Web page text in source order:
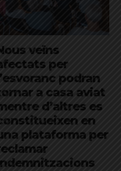
veïns
per
podran
a casa aviat
d’altres es
en
plataforma per